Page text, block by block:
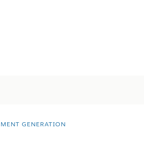
GENERATION